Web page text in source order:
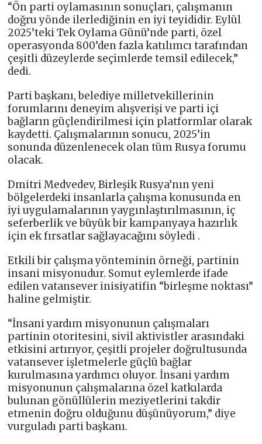
“Ön parti oylamasının sonuçları, çalışmanın
doğru yönde ilerlediğinin en iyi teyididir. Eylül
2025’teki Tek Oylama Günü’nde parti, özel
operasyonda 800’den fazla katılımcı tarafından
çeşitli düzeylerde seçimlerde temsil edilecek,”
dedi.
Parti başkanı, belediye milletvekillerinin
forumlarını deneyim alışverişi ve parti içi
bağların güçlendirilmesi için platformlar olarak
kaydetti. Çalışmalarının sonucu, 2025’in
sonunda düzenlenecek olan tüm Rusya forumu
olacak.
Dmitri Medvedev, Birleşik Rusya’nın yeni
bölgelerdeki insanlarla çalışma konusunda en
iyi uygulamalarının yaygınlaştırılmasının, iç
seferberlik ve büyük bir kampanyaya hazırlık
için ek fırsatlar sağlayacağını söyledi .
Etkili bir çalışma yönteminin örneği, partinin
insani misyonudur. Somut eylemlerde ifade
edilen vatansever inisiyatifin “birleşme noktası”
haline gelmiştir.
“İnsani yardım misyonunun çalışmaları
partinin otoritesini, sivil aktivistler arasındaki
etkisini artırıyor, çeşitli projeler doğrultusunda
vatansever işletmelerle güçlü bağlar
kurulmasına yardımcı oluyor. İnsani yardım
misyonunun çalışmalarına özel katkılarda
bulunan gönüllülerin meziyetlerini takdir
etmenin doğru olduğunu düşünüyorum,” diye
vurguladı parti başkanı.